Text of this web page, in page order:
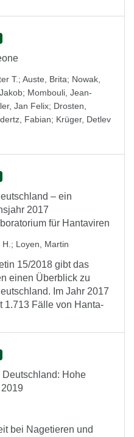
T.; Auste, Brita; Nowak,
; Mombouli, Jean-
Jan Felix; Drosten,
Fabian; Krüger, Detlev
– ein
2017
für Hantaviren
; Loyen, Martin
15/2018 gibt das
einen Über­blick zu
Im Jahr 2017
1.713 Fälle von Hanta­
Hohe
bei Nagetieren und